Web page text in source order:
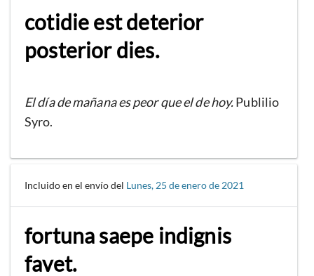
cotidie est deterior
posterior dies.
El día de mañana es peor que el de hoy.Publilio
Syro.
Incluido en el envío del Lunes, 25 de enero de 2021
fortuna saepe indignis
favet.